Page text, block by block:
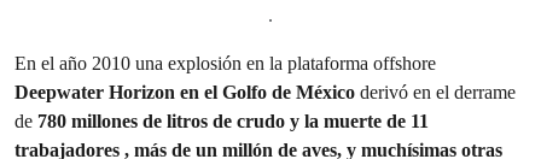
.
En el año 2010 una explosión en la plataforma offshore
Deepwater Horizon en el Golfo de México derivó en el derrame
de 780 millones de litros de crudo y la muerte de 11
trabajadores , más de un millón de aves, y muchísimas otras